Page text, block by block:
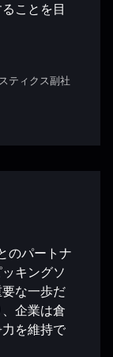
ことを目
ティクス副社
のパートナ
キングソ
な一歩だ
企業は倉
を維持で